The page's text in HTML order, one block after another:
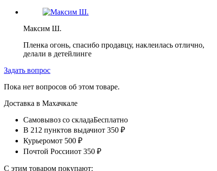
Максим Ш.
Пленка огонь, спасибо продавцу, наклеилась отлично,
делали в детейлинге
Задать вопрос
Пока нет вопросов об этом товаре.
Доставка в Махачкале
Самовывоз со складаБесплатно
В 212 пунктов выдачиот 350 ₽
Курьеромот 500 ₽
Почтой Россииот 350 ₽
С этим товаром покупают: